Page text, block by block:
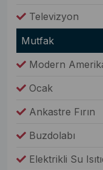
Televizyon
Mutfak
Modern
Ocak
Ankastre Fırın
Buzdolabı
Elektrikli Su